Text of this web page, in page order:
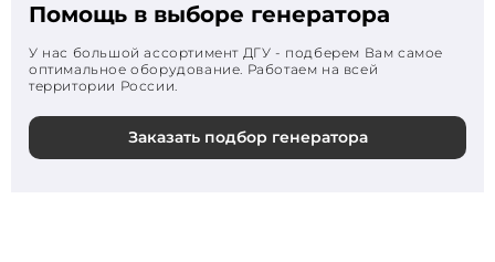
Помощь в выборе генератора
У нас большой ассортимент ДГУ - подберем Вам самое
оптимальное оборудование. Работаем на всей
территории России.
Заказать подбор генератора